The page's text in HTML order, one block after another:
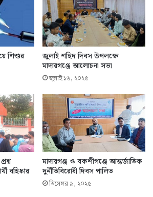
শিশুর
জুলাই শহিদ দিবস উপলক্ষে
মাদারগঞ্জে আলোচনা সভা
জুলাই ১৬, ২০২৫
বহিষ্কার
মাদারগঞ্জ ও বকশীগঞ্জে আন্তর্জাতিক
দুর্নীতিবিরোধী দিবস পালিত
ডিসেম্বর ৯, ২০২৫